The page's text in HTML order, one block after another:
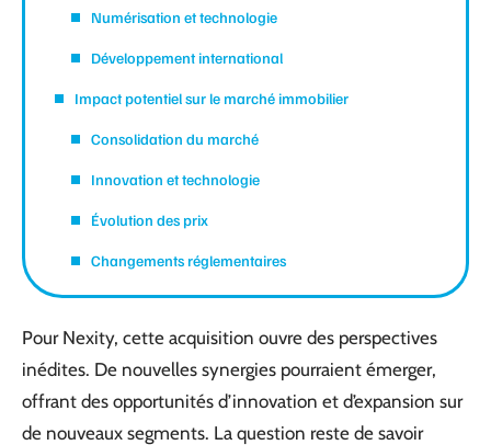
Numérisation et technologie
Développement international
Impact potentiel sur le marché immobilier
Consolidation du marché
Innovation et technologie
Évolution des prix
Changements réglementaires
Pour Nexity, cette acquisition ouvre des perspectives
inédites. De nouvelles synergies pourraient émerger,
offrant des opportunités d’innovation et d’expansion sur
de nouveaux segments. La question reste de savoir